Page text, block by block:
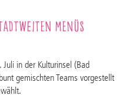
Menüs
in der Kulturinsel (Bad
gemischten Teams vorgestellt